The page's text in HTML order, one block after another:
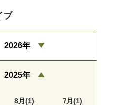
ブ
2026年
2025年
8月(1) 7月(1)